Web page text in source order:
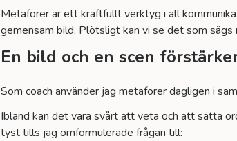
Metaforer är ett kraftfullt verktyg i all
gemensam bild. Plötsligt kan vi se det som
En bild och en scen
Som coach använder jag metaforer dagligen i
Ibland kan det vara svårt att veta och att sätta
tyst tills jag omformulerade frågan till: